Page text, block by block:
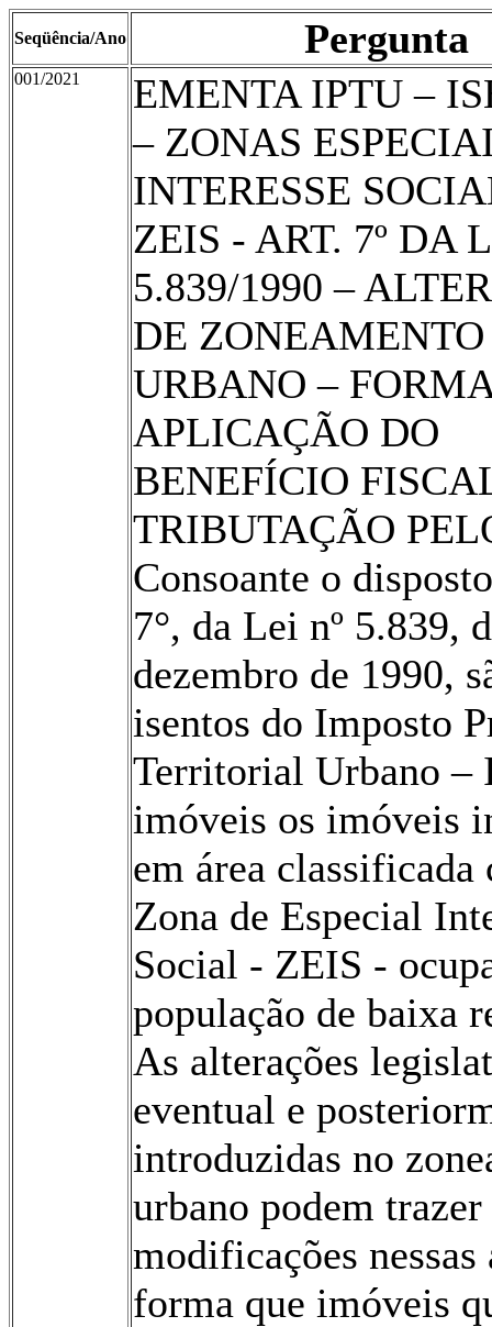
Seqüência/Ano Pergunta
001/2021
EMENTA IPTU –
– ZONAS
INTERESSE
ZEIS - ART. 7º DA
5.839/1990 –
DE ZONEAMENTO
URBANO –
APLICAÇÃO DO
BENEFÍCIO
TRIBUTAÇÃO
Consoante o
7°, da Lei nº 5.839,
dezembro de 1990,
isentos do Imposto
Territorial Urbano –
imóveis os imóveis
em área classificada
Zona de Especial
Social - ZEIS -
população de baixa
As alterações
eventual e
introduzidas no
urbano podem trazer
modificações nessas
forma que imóveis